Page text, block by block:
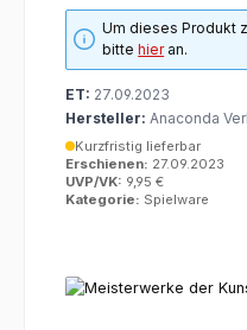
Um dieses Produkt
bittehieran.
ET: 27.09.2023
Hersteller: Anaconda
Kurzfristig lieferbar
Erschienen: 27.09.2023
UVP/VK: 9,95 €
Kategorie: Spielware